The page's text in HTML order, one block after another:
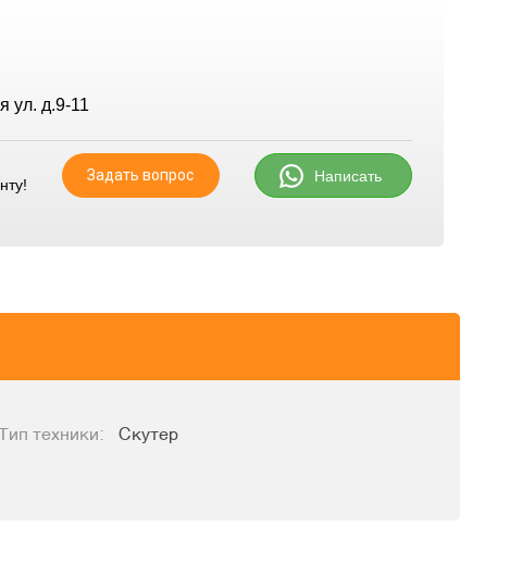
ул. д.9-11
Задать вопрос Написать
Тип техники:
Скутер